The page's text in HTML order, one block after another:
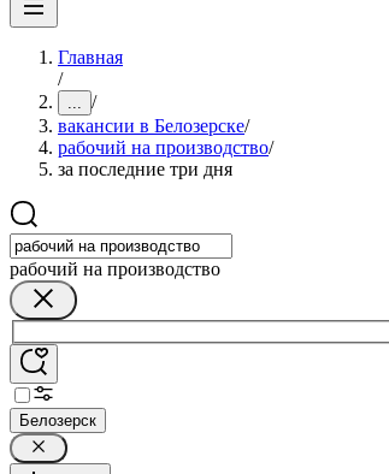
Главная
/
... /
вакансии в Белозерске/
рабочий на производство/
за последние три дня
рабочий на производство
Белозерск